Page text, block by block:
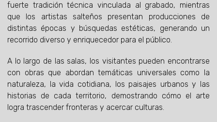
fuerte tradición técnica vinculada al grabado, mientras
que los artistas salteños presentan producciones de
distintas épocas y búsquedas estéticas, generando un
recorrido diverso y enriquecedor para el público.
A lo largo de las salas, los visitantes pueden encontrarse
con obras que abordan temáticas universales como la
naturaleza, la vida cotidiana, los paisajes urbanos y las
historias de cada territorio, demostrando cómo el arte
logra trascender fronteras y acercar culturas.